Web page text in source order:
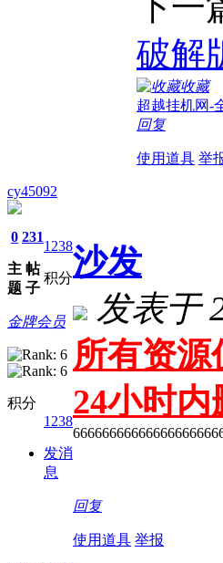
破解
收藏
超越挂机网-
回复
使用道具 举
cy45092
0
主
题
231
帖
子
1238
积分
金牌会员
积分
1238
发消
息
沙发
发表于
所有资
24小时
回复
使用道具 举报